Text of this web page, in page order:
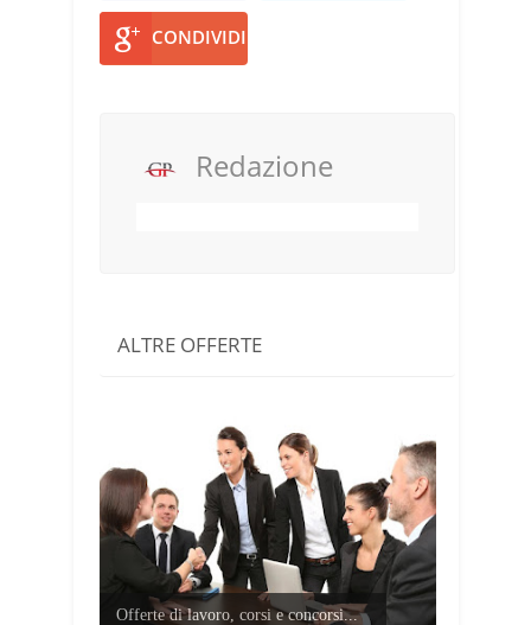
CONDIVIDI
Redazione
ALTRE OFFERTE
Offerte di lavoro, corsi e concorsi...